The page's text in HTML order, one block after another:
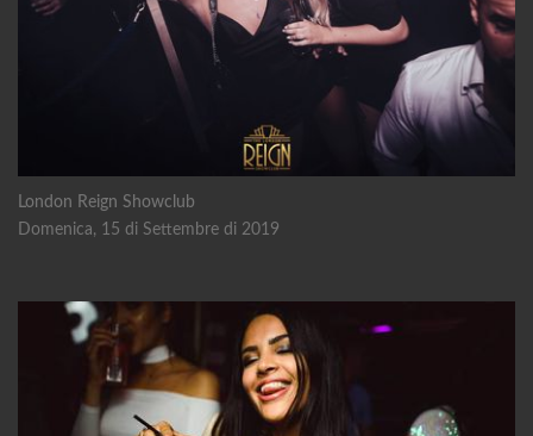
London Reign Showclub
Domenica, 15 di Settembre di 2019